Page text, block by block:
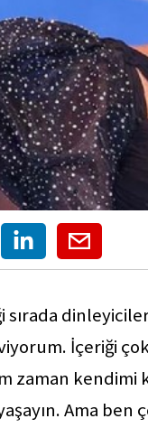
sırada
İçeriği
zaman kendimi
Ama